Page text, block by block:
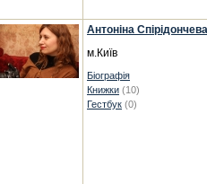
Антоніна Спірідончева
м.Київ
Біографія
Книжки (10)
Гестбук (0)